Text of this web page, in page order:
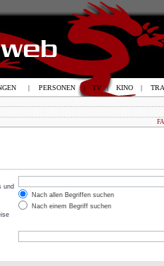
und
Nach allen Begriffen suchen
Nach einem Begriff suchen
| PERSONEN | TV | KINO |